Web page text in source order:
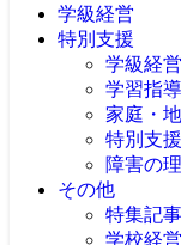
学級経営
特別支援
学級経
学習指
家庭・
特別支
障害の
その他
特集記事
学校経営